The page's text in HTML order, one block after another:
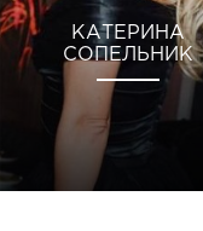
КАТЕРИНА
СОПЕЛЬНИК